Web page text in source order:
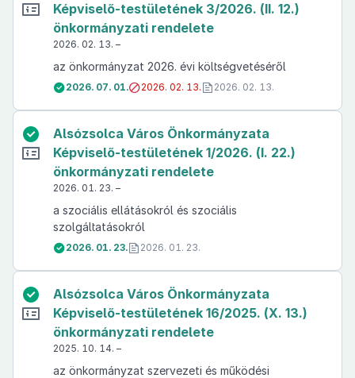
Képviselő-testületének 3/2026. (II. 12.)
önkormányzati rendelete
2026. 02. 13. –
az önkormányzat 2026. évi költségvetéséről
2026. 07. 01. 2026. 02. 13. 2026. 02. 13.
Alsózsolca Város Önkormányzata
Képviselő-testületének 1/2026. (I. 22.)
önkormányzati rendelete
2026. 01. 23. –
a szociális ellátásokról és szociális
szolgáltatásokról
2026. 01. 23. 2026. 01. 23.
Alsózsolca Város Önkormányzata
Képviselő-testületének 16/2025. (X. 13.)
önkormányzati rendelete
2025. 10. 14. –
az önkormányzat szervezeti és működési